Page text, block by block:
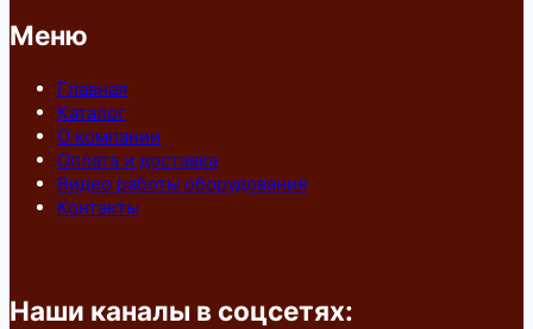
Меню
Главная
Каталог
О компании
Оплата и доставка
Видео работы оборудования
Контакты
Наши каналы в соцсетях: